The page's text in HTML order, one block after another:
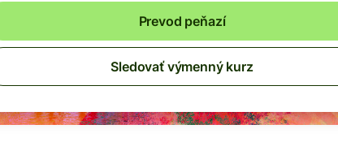
Prevod peňazí
Sledovať výmenný kurz